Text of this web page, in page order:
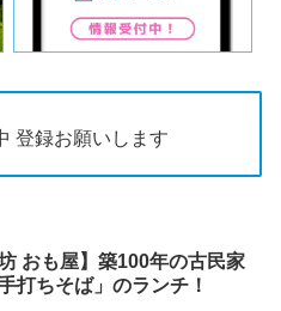
登録お願いします
坊 おも屋】築100年の古民家
打ちそば」のランチ！